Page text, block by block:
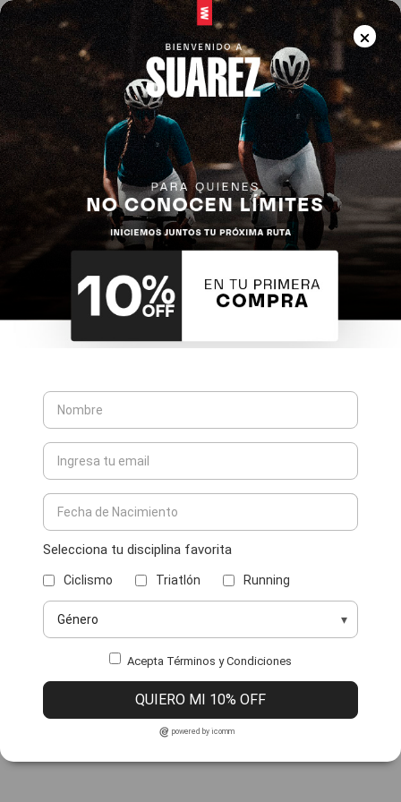
Selecciona tu disciplina favorita
Ciclismo Triatlón Running
Acepta Términos y Condiciones
QUIERO MI 10% OFF
powered by icomm